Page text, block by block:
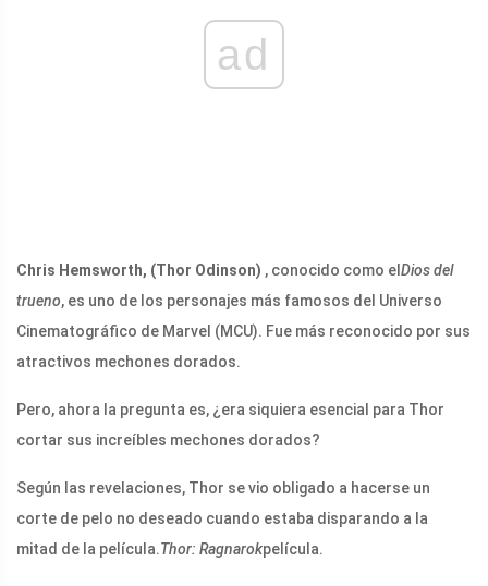
ad
Chris Hemsworth, (Thor Odinson) , conocido como el Dios del
trueno, es uno de los personajes más famosos del Universo
Cinematográfico de Marvel (MCU). Fue más reconocido por sus
atractivos mechones dorados.
Pero, ahora la pregunta es, ¿era siquiera esencial para Thor
cortar sus increíbles mechones dorados?
Según las revelaciones, Thor se vio obligado a hacerse un
corte de pelo no deseado cuando estaba disparando a la
mitad de la película.Thor: Ragnarokpelícula.